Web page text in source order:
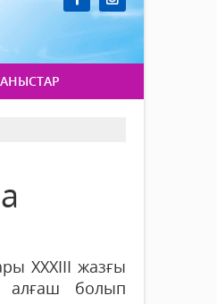
ХХХІІІ жазғы
алғаш болып